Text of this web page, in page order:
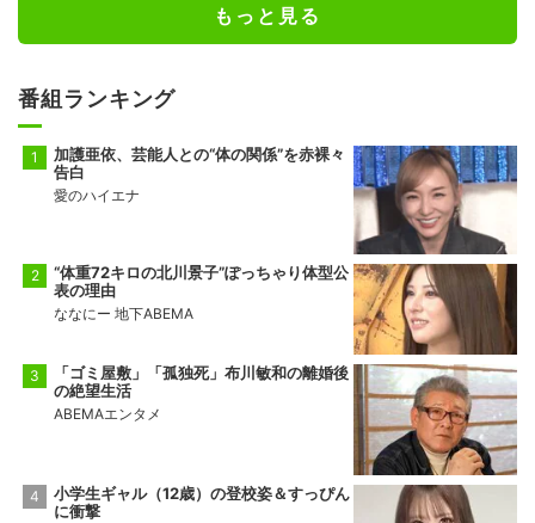
もっと見る
番組ランキング
加護亜依、芸能人との“体の関係”を赤裸々
告白
愛のハイエナ
“体重72キロの北川景子”ぽっちゃり体型公
表の理由
ななにー 地下ABEMA
「ゴミ屋敷」「孤独死」布川敏和の離婚後
の絶望生活
ABEMAエンタメ
小学生ギャル（12歳）の登校姿＆すっぴん
に衝撃